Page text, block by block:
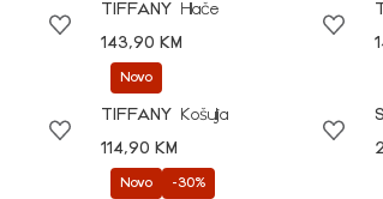
TIFFANY
Hlače
143,90 KM
Novo
TIFFANY
Košulja
114,90 KM
Novo -30%